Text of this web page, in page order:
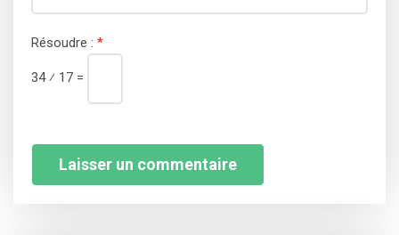
Résoudre : *
34 ⁄ 17 =